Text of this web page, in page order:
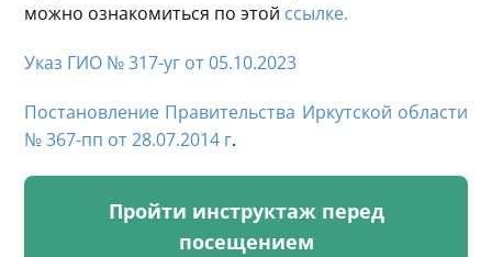
можно ознакомиться по этой ссылке.
Указ ГИО № 317-уг от 05.10.2023
Постановление Правительства Иркутской области
№ 367-пп от 28.07.2014 г.
Пройти инструктаж перед
посещением